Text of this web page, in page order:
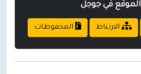
الموقع في جوجل
الارتباط المحفوظات